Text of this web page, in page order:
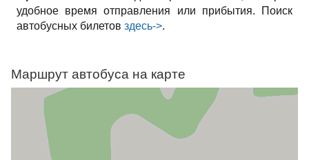
удобное время отправления или прибытия. Поиск
автобусных билетов здесь->.
Маршрут автобуса на карте